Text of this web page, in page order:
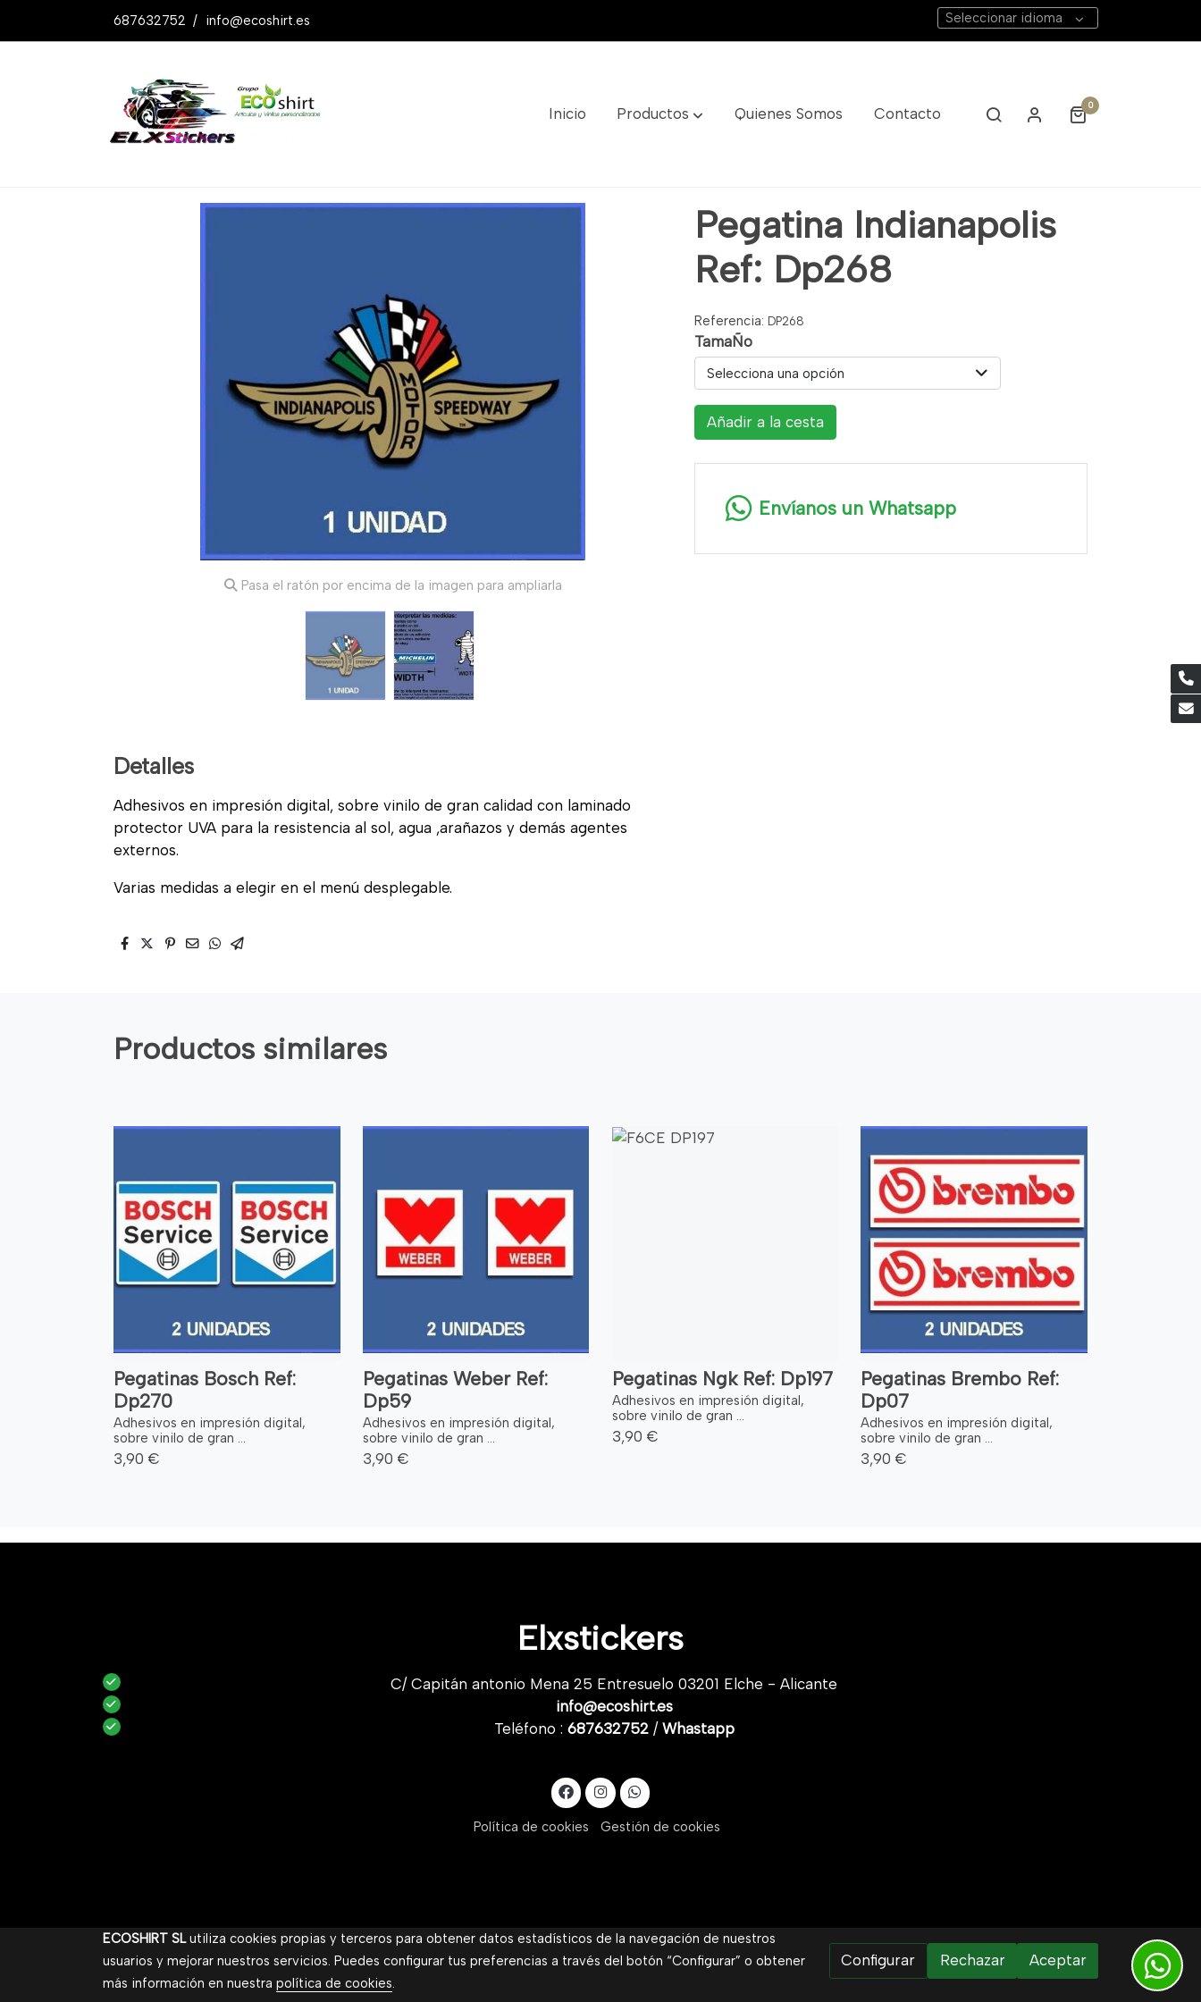
687632752 / info@ecoshirt.es Seleccionar idioma
Inicio Productos Quienes Somos Contacto 0
Productos Pegatina Indianapolis Ref: Dp268
Pasa el ratón por encima de la imagen para ampliarla
Detalles
Adhesivos en impresión digital, sobre vinilo de gran calidad con laminado
protector UVA para la resistencia al sol, agua ,arañazos y demás agentes
externos.
Varias medidas a elegir en el menú desplegable.
Pegatina Indianapolis
Ref: Dp268
Referencia: DP268
TamaÑo
Selecciona una opción
Añadir a la cesta
Envíanos un Whatsapp
Productos similares
Pegatinas Bosch Ref:
Dp270
Adhesivos en impresión digital,
sobre vinilo de gran ...
3,90 €
Pegatinas Weber Ref:
Dp59
Adhesivos en impresión digital,
sobre vinilo de gran ...
3,90 €
Pegatinas Ngk Ref: Dp197
Adhesivos en impresión digital,
sobre vinilo de gran ...
3,90 €
Pegatinas Brembo Ref:
Dp07
Adhesivos en impresión digital,
sobre vinilo de gran ...
3,90 €
Elxstickers
C/ Capitán antonio Mena 25 Entresuelo 03201 Elche - Alicante
info@ecoshirt.es
Teléfono : 687632752/ Whastapp
Política de cookies Gestión de cookies
ECOSHIRT SLutiliza cookies propias y terceros para obtener datos estadísticos de la navegación de nuestros
usuarios y mejorar nuestros servicios. Puedes configurar tus preferencias a través del botón “Configurar” o obtener
más información en nuestra política de cookies.
Configurar Rechazar Aceptar